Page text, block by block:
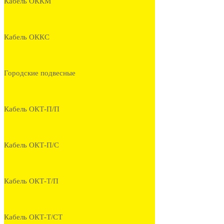
Кабель ОККС
Городские подвесные
Кабель ОКТ-П/П
Кабель ОКТ-П/С
Кабель ОКТ-Т/П
Кабель ОКТ-Т/СТ